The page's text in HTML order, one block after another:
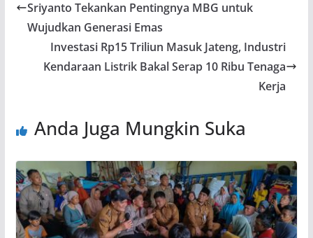
Sriyanto Tekankan Pentingnya MBG untuk
Wujudkan Generasi Emas
Investasi Rp15 Triliun Masuk Jateng, Industri
Kendaraan Listrik Bakal Serap 10 Ribu Tenaga
Kerja
Anda Juga Mungkin Suka